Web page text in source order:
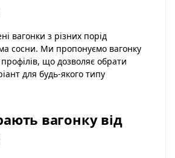
вагонки з різних порід
сосни. Ми пропонуємо вагонку
профілів, що дозволяє обрати
для будь-якого типу
вагонку від